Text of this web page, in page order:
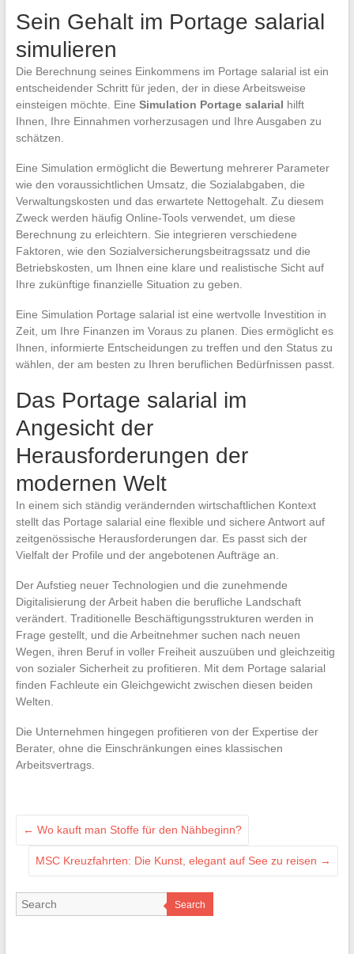
Sein Gehalt im Portage salarial
simulieren
Die Berechnung seines Einkommens im Portage salarial ist ein
entscheidender Schritt für jeden, der in diese Arbeitsweise
einsteigen möchte. Eine Simulation Portage salarial hilft
Ihnen, Ihre Einnahmen vorherzusagen und Ihre Ausgaben zu
schätzen.
Eine Simulation ermöglicht die Bewertung mehrerer Parameter
wie den voraussichtlichen Umsatz, die Sozialabgaben, die
Verwaltungskosten und das erwartete Nettogehalt. Zu diesem
Zweck werden häufig Online-Tools verwendet, um diese
Berechnung zu erleichtern. Sie integrieren verschiedene
Faktoren, wie den Sozialversicherungsbeitragssatz und die
Betriebskosten, um Ihnen eine klare und realistische Sicht auf
Ihre zukünftige finanzielle Situation zu geben.
Eine Simulation Portage salarial ist eine wertvolle Investition in
Zeit, um Ihre Finanzen im Voraus zu planen. Dies ermöglicht es
Ihnen, informierte Entscheidungen zu treffen und den Status zu
wählen, der am besten zu Ihren beruflichen Bedürfnissen passt.
Das Portage salarial im
Angesicht der
Herausforderungen der
modernen Welt
In einem sich ständig verändernden wirtschaftlichen Kontext
stellt das Portage salarial eine flexible und sichere Antwort auf
zeitgenössische Herausforderungen dar. Es passt sich der
Vielfalt der Profile und der angebotenen Aufträge an.
Der Aufstieg neuer Technologien und die zunehmende
Digitalisierung der Arbeit haben die berufliche Landschaft
verändert. Traditionelle Beschäftigungsstrukturen werden in
Frage gestellt, und die Arbeitnehmer suchen nach neuen
Wegen, ihren Beruf in voller Freiheit auszuüben und gleichzeitig
von sozialer Sicherheit zu profitieren. Mit dem Portage salarial
finden Fachleute ein Gleichgewicht zwischen diesen beiden
Welten.
Die Unternehmen hingegen profitieren von der Expertise der
Berater, ohne die Einschränkungen eines klassischen
Arbeitsvertrags.
← Wo kauft man Stoffe für den Nähbeginn?
MSC Kreuzfahrten: Die Kunst, elegant auf See zu reisen →
Search